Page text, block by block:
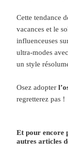
Cette tendance
vacances et le
influenceuses
ultra-modes
un style
Osez adopter
regretterez pas !
Et pour encore
autres articles